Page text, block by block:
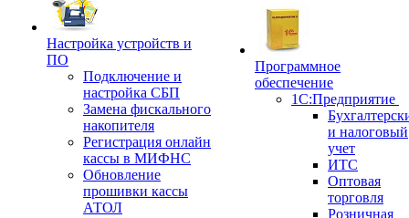
Настройка устройств и
ПО
Подключение и
настройка СБП
Замена фискального
накопителя
Регистрация онлайн
кассы в МИФНС
Обновление
прошивки кассы
АТОЛ
Программное
обеспечение
1С:Предприятие
и налоговый
учет
ИТС
Оптовая
торговля
Розничная